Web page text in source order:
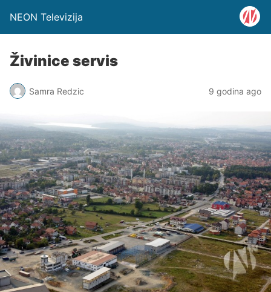
NEON Televizija
Živinice servis
Samra Redzic 9 godina ago